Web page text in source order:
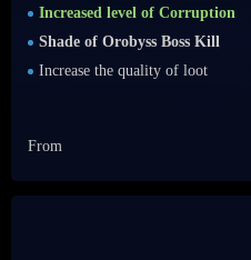
Increased level of Corruption
Shade of Orobyss Boss Kill
Increase the quality of loot
From